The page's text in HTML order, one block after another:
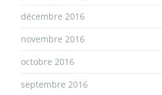
décembre 2016
novembre 2016
octobre 2016
septembre 2016